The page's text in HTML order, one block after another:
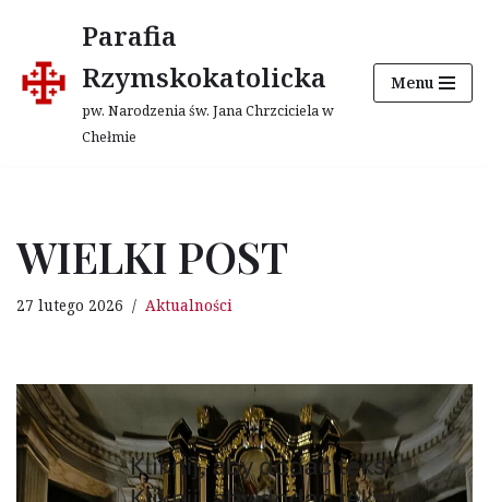
Przejdź
do
treści
Parafia
Rzymskokatolicka
pw. Narodzenia św. Jana Chrzciciela w
Chełmie
Menu
WIELKI POST
27 lutego 2026 Aktualności